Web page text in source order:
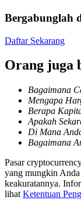
Menjadi
Nikmati
Bergabunglah
Daftar Sekarang
Orang juga
Bagaimana
Mengapa
Berapa
Apakah
Di Mana
Bagaimana
Pasar
yang mungkin Anda
keakuratannya.
lihat Ketentuan